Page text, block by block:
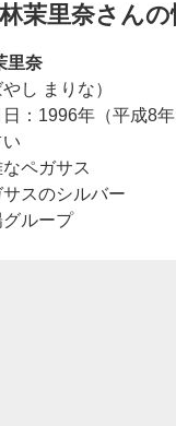
林茉里奈さんの
里奈
やし まりな）
：1996年（平成8
ペガサス
スのシルバー
ループ